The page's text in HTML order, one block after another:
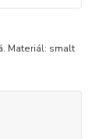
Materiál: smalt